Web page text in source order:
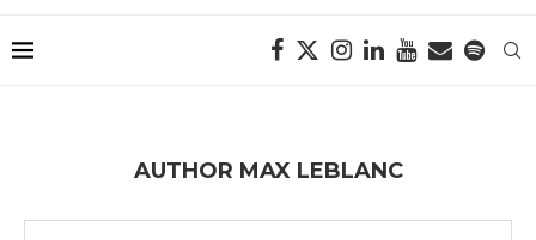
AUTHOR MAX LEBLANC